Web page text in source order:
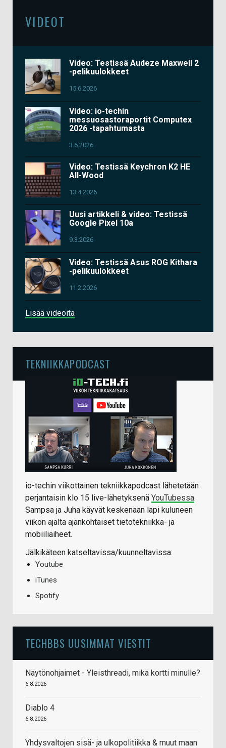
VIDEOT
Video: Testissä Audeze Maxwell 2
-pelikuulokkeet
15.6.2026
Video: io-techin
messuosastoraportit Computex
2026 -tapahtumasta
3.6.2026
Video: Testissä Keychron K2 HE
All-Wood
13.4.2026
Uusi artikkeli & video: Testissä
Google Pixel 10a
9.3.2026
Video: Testissä Asus ROG Kithara
-pelikuulokkeet
11.2.2026
Lisää videoita
TEKNIIKKAPODCAST
io-techin viikottainen tekniikkapodcast lähetetään
perjantaisin klo 15 live-lähetyksenä YouTubessa.
Sampsa ja Juha käyvät keskenään läpi kuluneen
viikon ajalta ajankohtaiset tietotekniikka- ja
mobiiliaiheet.
Jälkikäteen katseltavissa/kuunneltavissa:
Youtube
iTunes
Spotify
TECHBBS UUSIMMAT VIESTIT
Näytönohjaimet - Yleisthreadi, mikä kortti minulle?
6.8.2026
Diablo 4
6.8.2026
Yhdysvaltojen sisä- ja ulkopolitiikka & muut maan